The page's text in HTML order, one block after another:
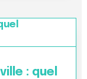
: quel